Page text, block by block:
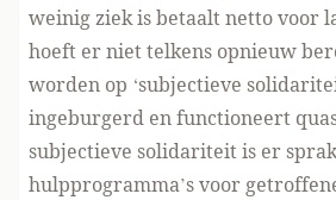
weinig ziek is betaalt netto voor
hoeft er niet telkens opnieuw
worden op ‘subjectieve
ingeburgerd en functioneert
subjectieve solidariteit is er
hulpprogramma’s voor